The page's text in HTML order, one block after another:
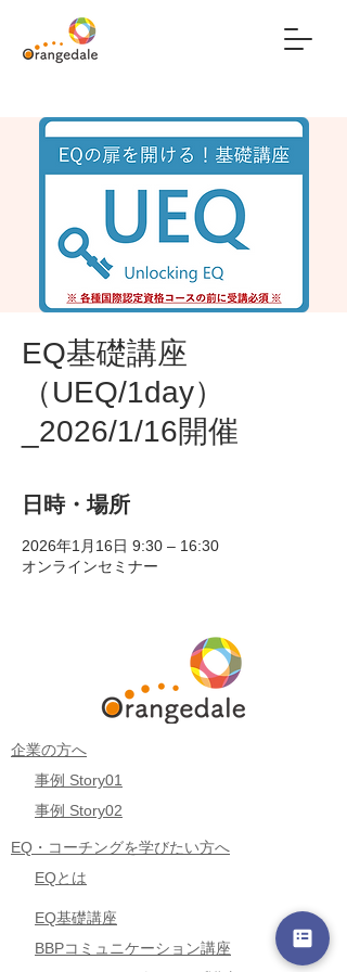
EQ基礎講座
（UEQ/1day）
_2026/1/16開催
日時・場所
2026年1月16日 9:30 – 16:30
オンラインセミナー
企業の方へ
事例 Story01
事例 Story02
EQ・コーチングを学びたい方へ
EQとは
EQ基礎講座
BBPコミュニケーション講座